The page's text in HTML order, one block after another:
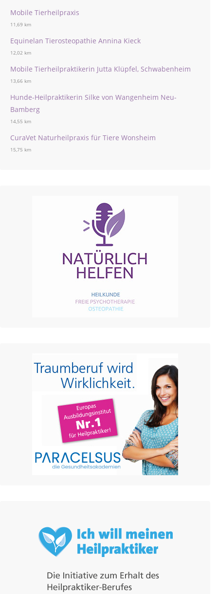
Mobile Tierheilpraxis
11,69 km
Equinelan Tierosteopathie Annina Kieck
12,02 km
Mobile Tierheilpraktikerin Jutta Klüpfel, Schwabenheim
13,66 km
Hunde-Heilpraktikerin Silke von Wangenheim Neu-
Bamberg
14,55 km
CuraVet Naturheilpraxis für Tiere Wonsheim
15,75 km